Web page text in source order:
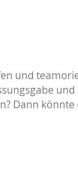
und
Dann könnte